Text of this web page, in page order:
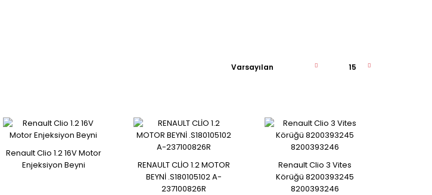
Renault Clio 3 Ön Tampon
Üst Destek Bakalit
7701209316
7701209316 ..
Renault Clio 1.2 16V Motor
Enjeksiyon Beyni
RENAULT CLİO 1.2 MOTOR
BEYNİ .S180105102 A-
237100826R
Renault Clio 3 Vites
Körüğü 8200393245
8200393246